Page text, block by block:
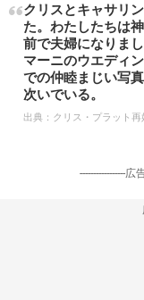
クリスとキャサリ
た。わたしたちは
前で夫婦になりま
マーニのウエディ
での仲睦まじい写
次いでいる。
出典： クリス・プラット
-----------------